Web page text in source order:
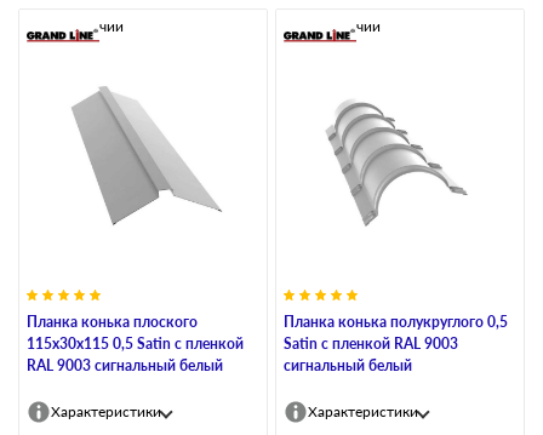
Планка конька плоского
115х30х115 0,5 Satin с пленкой
RAL 9003 сигнальный белый
В наличии
Характеристики
Планка конька полукруглого 0,5
Satin с пленкой RAL 9003
сигнальный белый
В наличии
Характеристики